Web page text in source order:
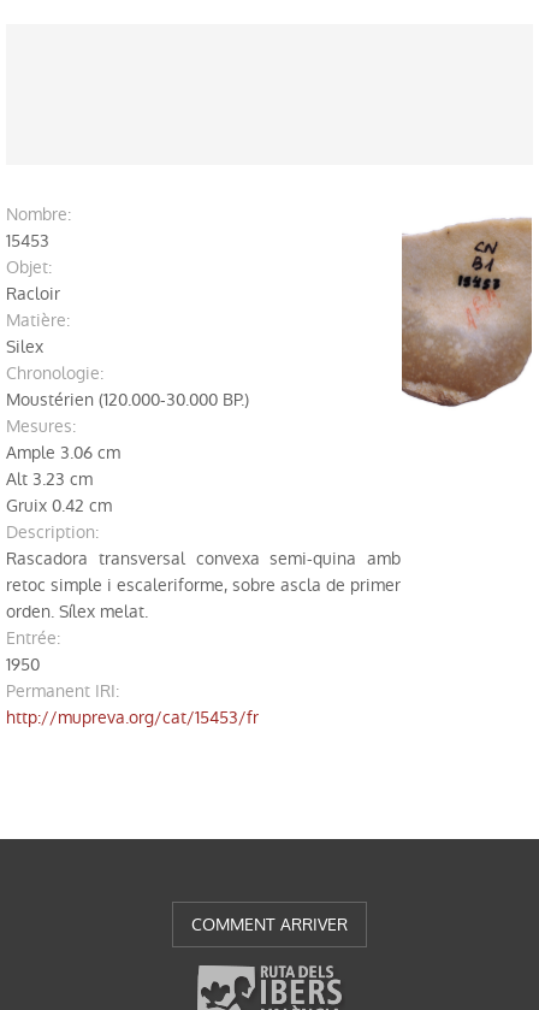
Catalogues
Education
Bibliotèque
Excavations
Sites archéologiques
Restauration
nombre:
15453
objet:
Racloir
matière:
Silex
chronologie:
Moustérien (120.000-30.000 BP.)
mesures:
Ample 3.06 cm
Alt 3.23 cm
Gruix 0.42 cm
description:
Rascadora transversal convexa semi-quina amb
retoc simple i escaleriforme, sobre ascla de primer
orden. Sílex melat.
entrée:
1950
Permanent IRI:
http://mupreva.org/cat/15453/fr
COMMENT ARRIVER